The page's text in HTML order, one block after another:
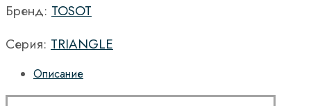
Бренд: TOSOT
Серия: TRIANGLE
Описание